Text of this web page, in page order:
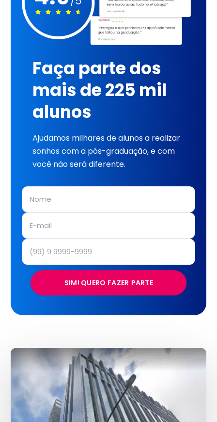
Faça parte dos
mais de 225 mil
alunos
Ajudamos milhares de alunos a realizar
sonhos com a pós-graduação, e com
você não será diferente.
SIM! QUERO FAZER PARTE